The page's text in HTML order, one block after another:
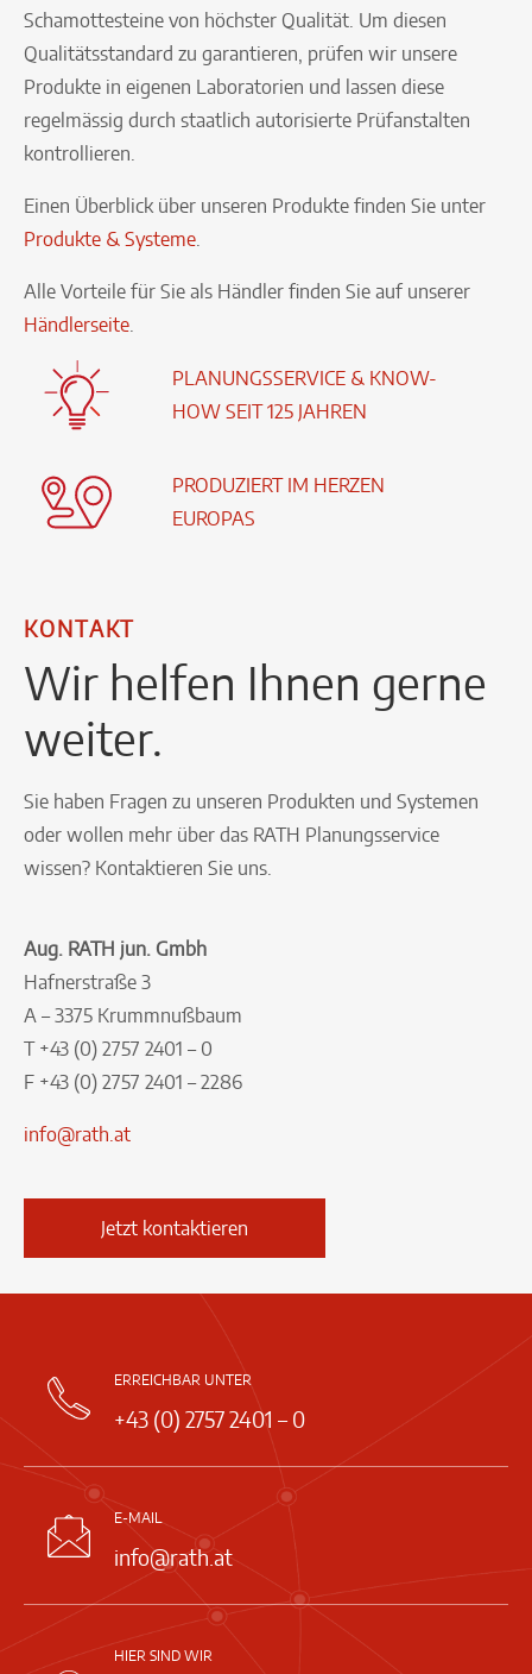
Schamottesteine von höchster Qualität. Um diesen
Qualitätsstandard zu garantieren, prüfen wir unsere
Produkte in eigenen Laboratorien und lassen diese
regelmässig durch staatlich autorisierte Prüfanstalten
kontrollieren.
Einen Überblick über unseren Produkte finden Sie unter
Produkte & Systeme
Alle Vorteile für Sie als Händler finden Sie auf unserer
Händlerseite
PLANUNGSSERVICE & KNOW-
HOW SEIT 125 JAHREN
PRODUZIERT IM HERZEN
EUROPAS
Wir helfen Ihnen gerne
weiter.
KONTAKT
Sie haben Fragen zu unseren Produkten und Systemen
oder wollen mehr über das RATH Planungsservice
wissen? Kontaktieren Sie uns.
Aug. RATH jun. Gmbh
Hafnerstraße 3
A – 3375 Krummnußbaum
T +43 (0) 2757 2401 – 0
F +43 (0) 2757 2401 – 2286
info@rath.at
Jetzt kontaktieren
ERREICHBAR UNTER
+43 (0) 2757 2401 – 0
E-MAIL
info@rath.at
HIER SIND WIR